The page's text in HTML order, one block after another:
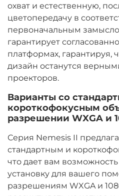
охват и естественную,
цветопередачу в
первоначальным
гарантирует
платформах, гарантируя,
дизайн останутся
проекторов.
Варианты со
короткофокусным
разрешении WXGA и
Серия Nemesis II
стандартным и
что дает вам
установку для вашего
разрешениям WXGA и